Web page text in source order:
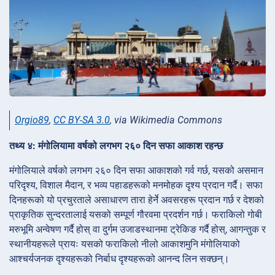
Orgio89, CC BY-SA 3.0, via Wikimedia Commons
तथ्य ४: मंगोलियामा वर्षको लगभग २६० दिन सफा आकाश रहन्छ
मंगोलियाले वर्षको लगभग २६० दिन सफा आकाशको गर्व गर्छ, यसको असमान
परिदृश्य, विशाल मैदान, र भव्य पहाडहरूको मनमोहक दृश्य प्रदान गर्दै। सफा
दिनहरूको यो प्रचुरताले असाधारण तारा हेर्ने अवसरहरू प्रदान गर्छ र देशको
प्राकृतिक सुन्दरतालाई यसको सम्पूर्ण गौरवमा प्रदर्शन गर्छ। फराकिलो गोबी
मरुभूमि अन्वेषण गर्दै होस् वा दुर्गम उजाडस्थानमा ट्रेकिङ गर्दै होस्, आगन्तुक र
स्थानीयहरूले प्रायः यसको फराकिलो नीलो आकाशमुनि मंगोलियाको
आश्चर्यजनक दृश्यहरूको निर्बाध दृश्यहरूको आनन्द लिन सक्छन्।